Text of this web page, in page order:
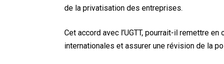
de la privatisation des entreprises.
Cet accord avec l’UGTT, pourrait-il remettre
internationales et assurer une révision de la